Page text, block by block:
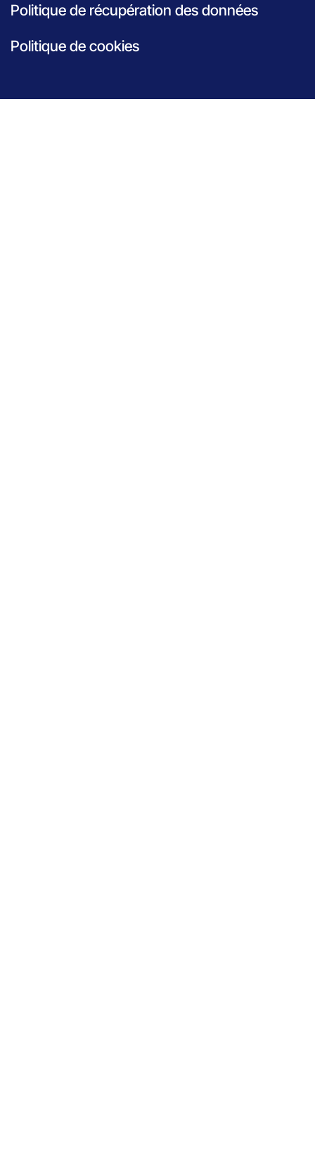
Politique de récupération des données
Politique de cookies